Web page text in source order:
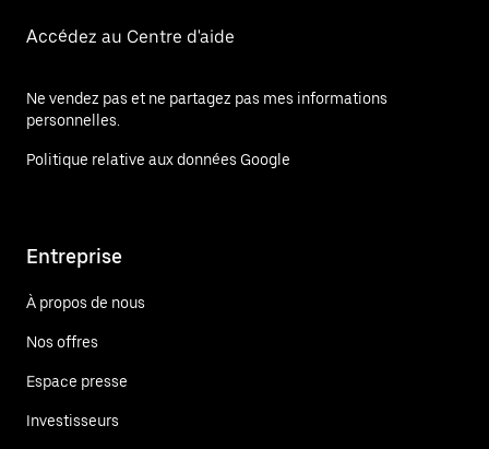
Accédez au Centre d'aide
Ne vendez pas et ne partagez pas mes informations
personnelles.
Politique relative aux données Google
Entreprise
À propos de nous
Nos offres
Espace presse
Investisseurs